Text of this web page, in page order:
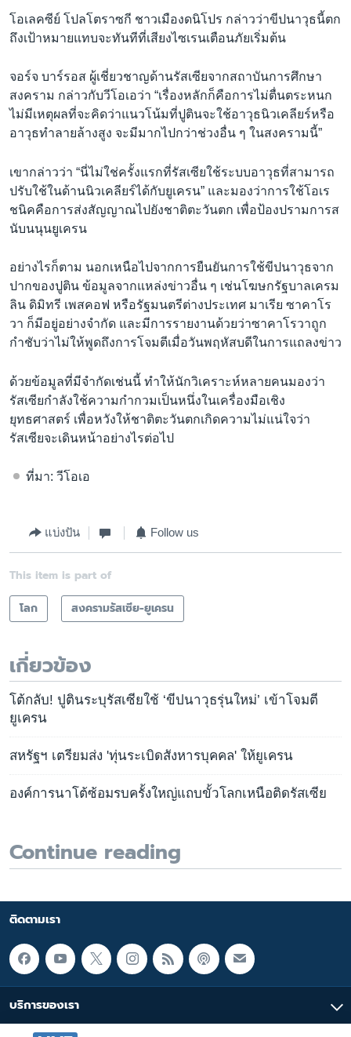
โอเลคซีย์ โปลโตราซกี ชาวเมืองดนิโปร กล่าวว่าขีปนาวุธนี้ตก
ถึงเป้าหมายแทบจะทันทีที่เสียงไซเรนเตือนภัยเริ่มต้น
จอร์จ บาร์รอส ผู้เชี่ยวชาญด้านรัสเซียจากสถาบันการศึกษา
สงคราม กล่าวกับวีโอเอว่า “เรื่องหลักก็คือการไม่ตื่นตระหนก
ไม่มีเหตุผลที่จะคิดว่าแนวโน้มที่ปูตินจะใช้อาวุธนิวเคลียร์หรือ
อาวุธทำลายล้างสูง จะมีมากไปกว่าช่วงอื่น ๆ ในสงครามนี้”
เขากล่าวว่า “นี่ไม่ใช่ครั้งแรกที่รัสเซียใช้ระบบอาวุธที่สามารถ
ปรับใช้ในด้านนิวเคลียร์ได้กับยูเครน” และมองว่าการใช้โอเร
ชนิคคือการส่งสัญญาณไปยังชาติตะวันตก เพื่อป้องปรามการส
นับนนุนยูเครน
อย่างไรก็ตาม นอกเหนือไปจากการยืนยันการใช้ขีปนาวุธจาก
ปากของปูติน ข้อมูลจากแหล่งข่าวอื่น ๆ เช่นโฆษกรัฐบาลเครม
ลิน ดิมิทรี เพสคอฟ หรือรัฐมนตรีต่างประเทศ มาเรีย ซาคาโร
วา ก็มีอยู่อย่างจำกัด และมีการรายงานด้วยว่าซาคาโรวาถูก
กำชับว่าไม่ให้พูดถึงการโจมตีเมื่อวันพฤหัสบดีในการแถลงข่าว
ด้วยข้อมูลที่มีจำกัดเช่นนี้ ทำให้นักวิเคราะห์หลายคนมองว่า
รัสเซียกำลังใช้ความกำกวมเป็นหนึ่งในเครื่องมือเชิง
ยุทธศาสตร์ เพื่อหวังให้ชาติตะวันตกเกิดความไม่แน่ใจว่า
รัสเซียจะเดินหน้าอย่างไรต่อไป
ที่มา: วีโอเอ
แบ่งปัน Follow us
This item is part of
โลก
สงครามรัสเซีย-ยูเครน
เกี่ยวข้อง
โต้กลับ! ปูตินระบุรัสเซียใช้ ‘ขีปนาวุธรุ่นใหม่’ เข้าโจมตี
ยูเครน
สหรัฐฯ เตรียมส่ง 'ทุ่นระเบิดสังหารบุคคล' ให้ยูเครน
องค์การนาโต้ซ้อมรบครั้งใหญ่แถบขั้วโลกเหนือติดรัสเซีย
Continue reading
ติดตามเรา
บริการของเรา